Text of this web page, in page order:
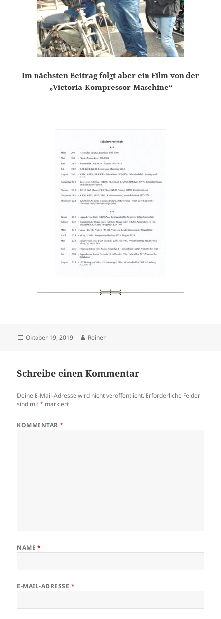
Im nächsten Beitrag folgt aber ein Film von der
„Victoria-Kompressor-Maschine“
Veröffentlicht
Oktober 19, 2019 Autor
Reiher
Schreibe einen Kommentar
Deine E-Mail-Adresse wird nicht veröffentlicht. Erforderliche Felder
sind mit* markiert
KOMMENTAR*
NAME *
E-MAIL-ADRESSE *